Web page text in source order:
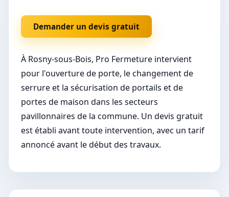
Demander un devis gratuit
À Rosny-sous-Bois, Pro Fermeture intervient
pour l'ouverture de porte, le changement de
serrure et la sécurisation de portails et de
portes de maison dans les secteurs
pavillonnaires de la commune. Un devis gratuit
est établi avant toute intervention, avec un tarif
annoncé avant le début des travaux.